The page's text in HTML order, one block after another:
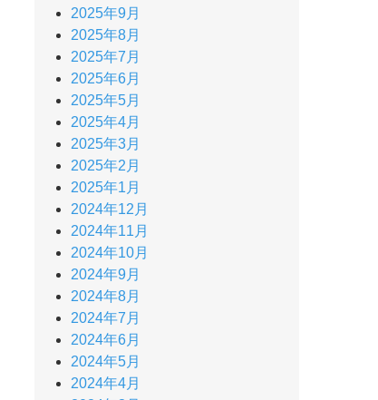
2025年9月
2025年8月
2025年7月
2025年6月
2025年5月
2025年4月
2025年3月
2025年2月
2025年1月
2024年12月
2024年11月
2024年10月
2024年9月
2024年8月
2024年7月
2024年6月
2024年5月
2024年4月